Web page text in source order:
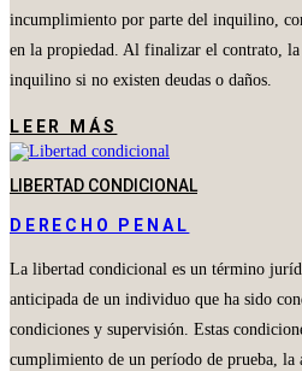
incumplimiento por parte del inquilino,
en la propiedad. Al finalizar el contrato, la
inquilino si no existen deudas o daños.
LEER MÁS
LIBERTAD CONDICIONAL
DERECHO PENAL
La libertad condicional es un término
anticipada de un individuo que ha sido
condiciones y supervisión. Estas
cumplimiento de un período de prueba, la